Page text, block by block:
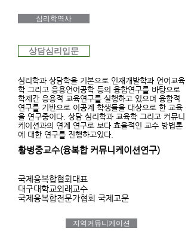
심리학역사
상담심리입문
심리학과 상담학을 기본으로 인재개발학과 언어교육
학 그리고 응용언어공학 등의 융합연구를 바탕으로
학제간 응용적 교육연구를 실행하고 있으며 융합적
연구를 기반으로 이공계 학생들을 대상으로 한 교육
을 연구중이다. 상담 심리학과 교육학 그리고 커뮤니
케이션과의 연계 연구로 보다 효율적인 교수 방법론
에 대한 연구를 진행하고있다.
황병중교수(융복합 커뮤니케이션연구)
국제융복합협회대표
대구대학교외래교수
국제융복합전문가협회 국제고문
지역커뮤니케이션